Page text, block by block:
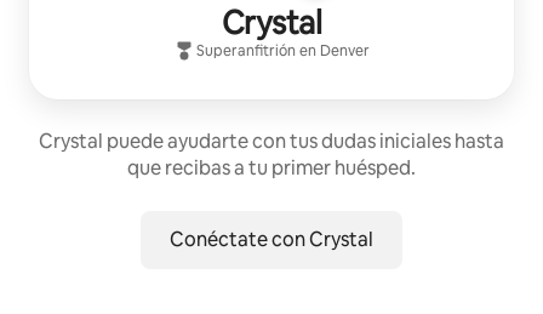
Crystal
Superanfitrión en Denver
Crystal puede ayudarte con tus dudas iniciales hasta
que recibas a tu primer huésped.
Conéctate con Crystal